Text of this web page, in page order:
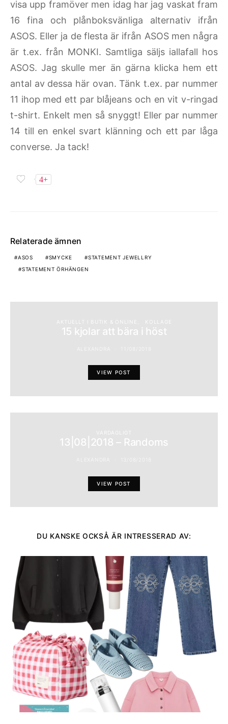
visa upp framöver men idag har jag vaskat fram
16 fina och plånboksvänliga alternativ ifrån
ASOS. Eller ja de flesta är ifrån ASOS men några
är t.ex. från MONKI. Samtliga säljs iallafall hos
ASOS. Jag skulle mer än gärna klicka hem ett
antal av dessa här ovan. Tänk t.ex. par nummer
11 ihop med ett par blåjeans och en vit v-ringad
t-shirt. Enkelt men så snyggt! Eller par nummer
14 till en enkel svart klänning och ett par låga
converse. Ja tack!
4+
Relaterade ämnen
ASOS SMYCKE
STATEMENT JEWELLRY
STATEMENT ÖRHÄNGEN
AKTUELLT I BUTIK & ONLINE KOLLAGE
15 kjolar att bära i höst
VIEW POST
VARDAGLIGT
13|08|2018 – Randoms
VIEW POST
DU KANSKE OCKSÅ ÄR INTRESSERAD AV: